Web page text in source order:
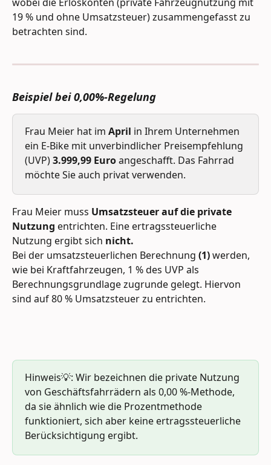
19 % und ohne Umsatzsteuer) zusammengefasst zu
betrachten sind.
Beispiel bei 0,00%-Regelung
Frau Meier hat im April in Ihrem Unternehmen
ein E-Bike mit unverbindlicher Preisempfehlung
(UVP) 3.999,99 Euro angeschafft. Das Fahrrad
möchte Sie auch privat verwenden.
Frau Meier muss Umsatzsteuer auf die private
Nutzung entrichten. Eine ertragssteuerliche
Nutzung ergibt sich nicht.
Bei der umsatzsteuerlichen Berechnung (1) werden,
wie bei Kraftfahrzeugen, 1 % des UVP als
Berechnungsgrundlage zugrunde gelegt. Hiervon
sind auf 80 % Umsatzsteuer zu entrichten.
Hinweis💡: Wir bezeichnen die private Nutzung
von Geschäftsfahrrädern als 0,00 %-Methode,
da sie ähnlich wie die Prozentmethode
funktioniert, sich aber keine ertragssteuerliche
Berücksichtigung ergibt.